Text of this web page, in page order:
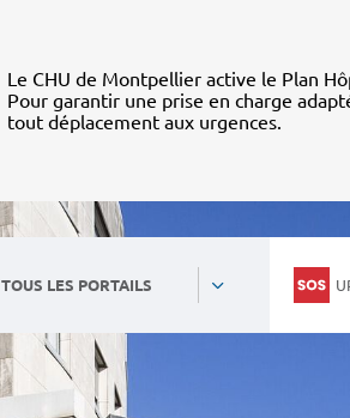
Le CHU de Montpellier active le Plan
Pour garantir une prise en charge
tout déplacement aux urgences.
TOUS LES PORTAILS